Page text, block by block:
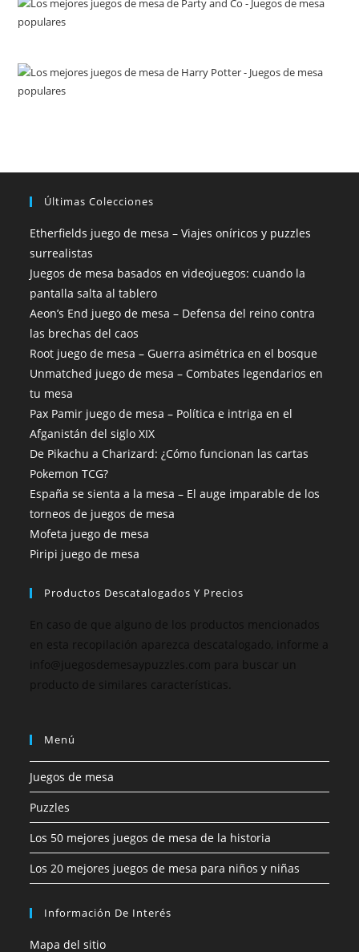
Últimas Colecciones
Etherfields juego de mesa – Viajes oníricos y puzzles
surrealistas
Juegos de mesa basados en videojuegos: cuando la
pantalla salta al tablero
Aeon’s End juego de mesa – Defensa del reino contra
las brechas del caos
Root juego de mesa – Guerra asimétrica en el bosque
Unmatched juego de mesa – Combates legendarios en
tu mesa
Pax Pamir juego de mesa – Política e intriga en el
Afganistán del siglo XIX
De Pikachu a Charizard: ¿Cómo funcionan las cartas
Pokemon TCG?
España se sienta a la mesa – El auge imparable de los
torneos de juegos de mesa
Mofeta juego de mesa
Piripi juego de mesa
Productos Descatalogados Y Precios
En caso de que alguno de los productos mencionados
en esta recopilación aparezca descatalogado, informe a
info@juegosdemesaypuzzles.com para buscar un
producto de similares características.
Menú
Juegos de mesa
Puzzles
Los 50 mejores juegos de mesa de la historia
Los 20 mejores juegos de mesa para niños y niñas
Información De Interés
Mapa del sitio